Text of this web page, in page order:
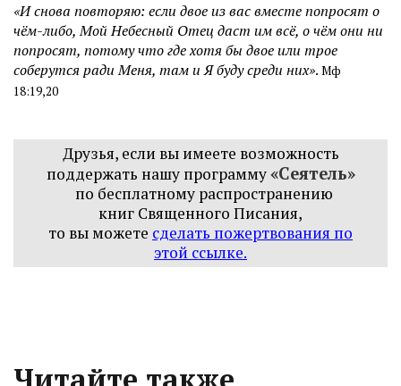
«И снова повторяю: если двое из вас вместе попросят о
чём-либо, Мой Небесный Отец даст им всё, о чём они ни
попросят, потому что где хотя бы двое или трое
соберутся ради Меня, там и Я буду среди них». Мф
18:19,20
Друзья, если вы имеете возможность
поддержать нашу программу«Сеятель»
по бесплатному распространению
книг Священного Писания,
то вы можете сделать пожертвования по
этой ссылке.